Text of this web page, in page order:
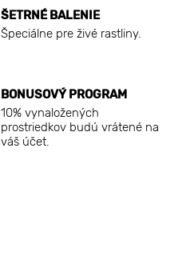
ŠETRNÉ BALENIE
Špeciálne pre živé rastliny.
BONUSOVÝ PROGRAM
10% vynaložených
prostriedkov budú vrátené na
váš účet.